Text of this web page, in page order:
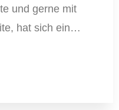
und gerne mit
hat sich ein…